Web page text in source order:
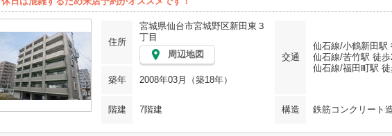
住所
宮城県仙台市宮城野区新田東３
丁目
周辺地図
交通
仙石線/小鶴新田駅
仙石線/苦竹駅 徒歩
仙石線/福田町駅 徒
築年
2008年03月（築18年）
階建 7階建 構造 鉄筋コンクリート